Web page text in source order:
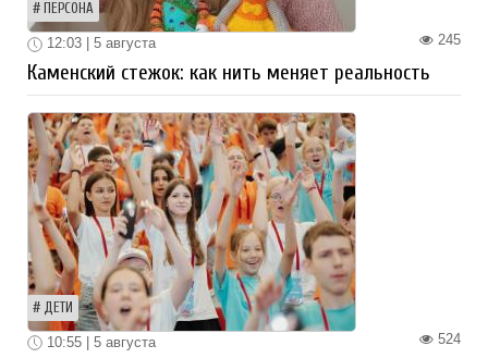
ПЕРСОНА
245
12:03 | 5 августа
Каменский стежок: как нить меняет реальность
ДЕТИ
524
10:55 | 5 августа